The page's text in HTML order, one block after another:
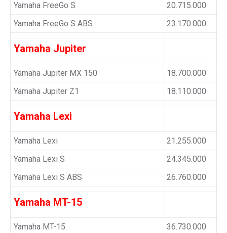
Yamaha FreeGo S
20.715.000
Yamaha FreeGo S ABS
23.170.000
Yamaha Jupiter
Yamaha Jupiter MX 150
18.700.000
Yamaha Jupiter Z1
18.110.000
Yamaha Lexi
Yamaha Lexi
21.255.000
Yamaha Lexi S
24.345.000
Yamaha Lexi S ABS
26.760.000
Yamaha MT-15
Yamaha MT-15 36.730.000